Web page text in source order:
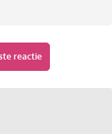
reactie